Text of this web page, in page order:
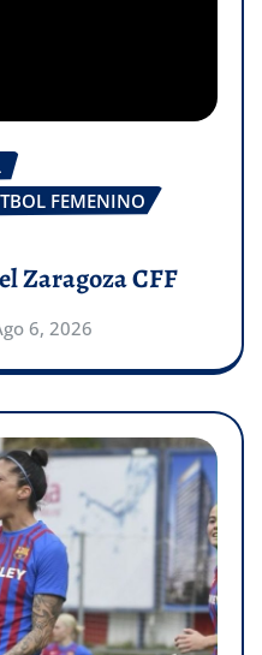
FEMENINO
Zaragoza CFF
6, 2026